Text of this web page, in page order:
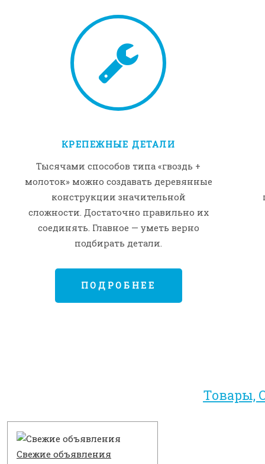
КРЕПЕЖНЫЕ ДЕТАЛИ
Тысячами способов типа «гвоздь +
молоток» можно создавать деревянные
конструкции значительной
сложности. Достаточно правильно их
соединять. Главное — уметь верно
подбирать детали.
ПОДРОБНЕЕ
Товары,
Свежие объявления